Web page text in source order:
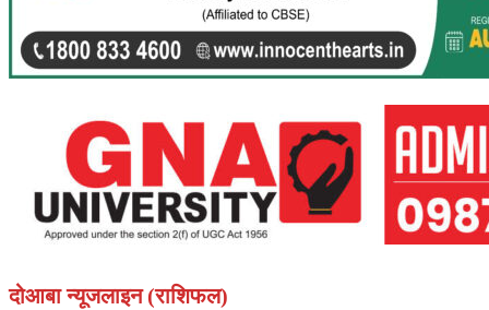
दोआबा न्यूजलाइन (राशिफल)